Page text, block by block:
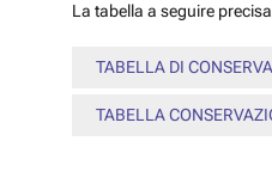
La tabella a seguire
TABELLA DI
TABELLA